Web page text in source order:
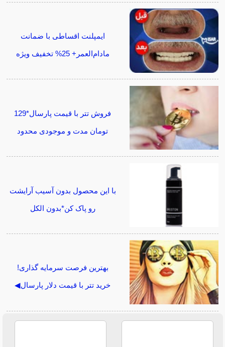
ایمپلنت اقساطی با ضمانت
مادام‌العمر+ 25% تخفیف ویژه
فروش تتر با قیمت پارسال*129
تومان مدت و موجودی محدود
با این محصول بدون آسیب آرایشت
رو پاک کن*بدون الکل
بهترین فرصت سرمایه گذاری!
خرید تتر با قیمت دلار پارسال◀